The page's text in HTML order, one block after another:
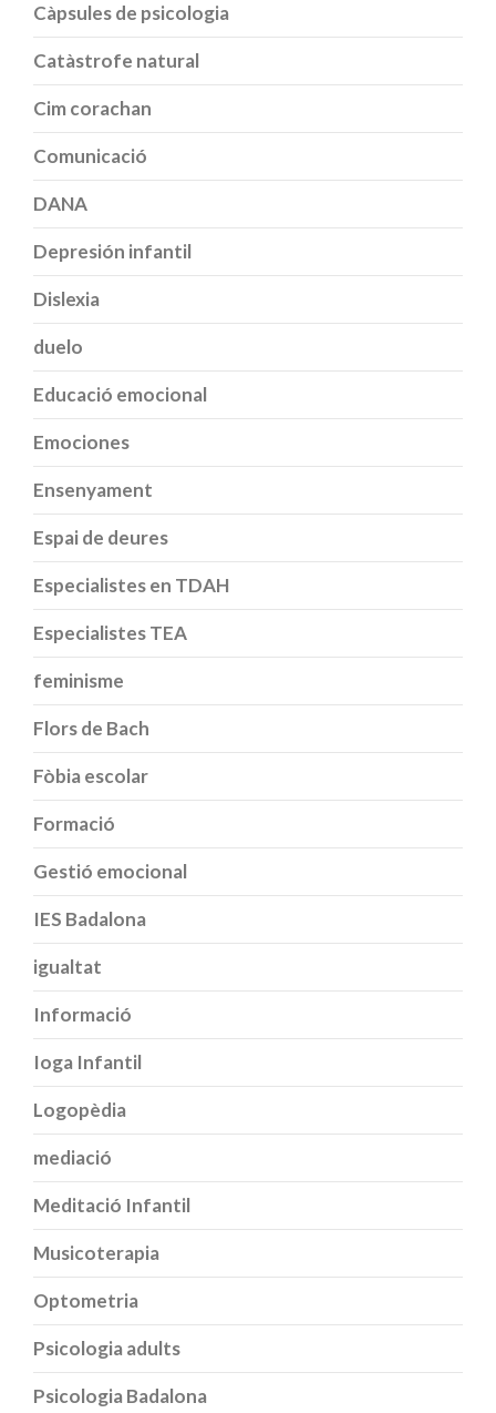
Càpsules de psicologia
Catàstrofe natural
Cim corachan
Comunicació
DANA
Depresión infantil
Dislexia
duelo
Educació emocional
Emociones
Ensenyament
Espai de deures
Especialistes en TDAH
Especialistes TEA
feminisme
Flors de Bach
Fòbia escolar
Formació
Gestió emocional
IES Badalona
igualtat
Informació
Ioga Infantil
Logopèdia
mediació
Meditació Infantil
Musicoterapia
Optometria
Psicologia adults
Psicologia Badalona